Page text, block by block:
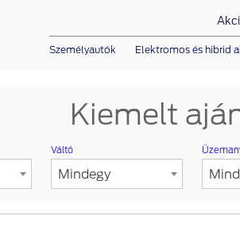
Személyautók Elektromos és hibrid
Kiemelt
Váltó
Mindegy